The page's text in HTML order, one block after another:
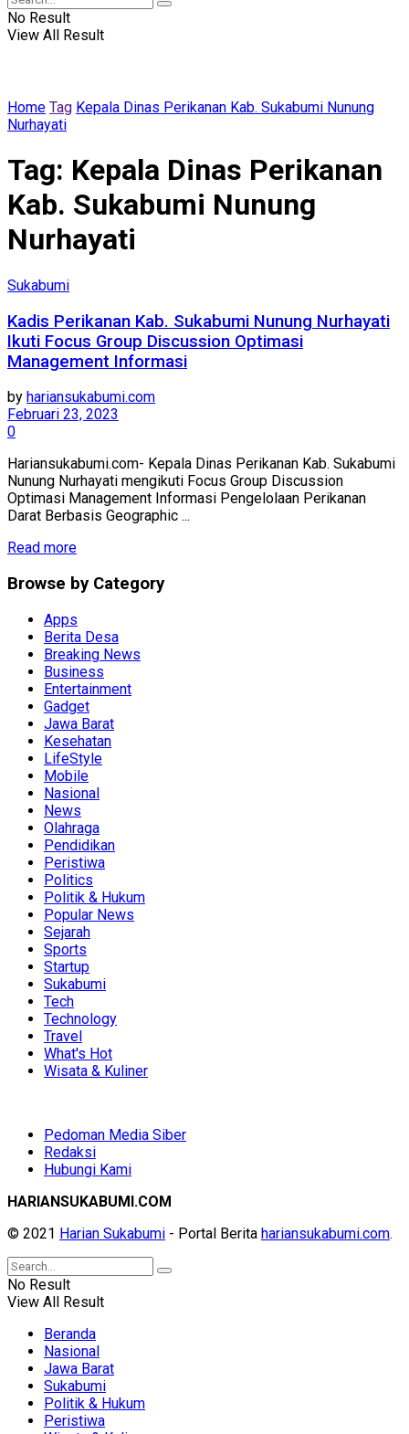
No Result
View All Result
Home Tag Kepala Dinas Perikanan Kab. Sukabumi Nunung
Nurhayati
Tag: Kepala Dinas Perikanan
Kab. Sukabumi Nunung
Nurhayati
Sukabumi
Kadis Perikanan Kab. Sukabumi Nunung Nurhayati
Ikuti Focus Group Discussion Optimasi
Management Informasi
by hariansukabumi.com
Februari 23, 2023
0
Hariansukabumi.com- Kepala Dinas Perikanan Kab. Sukabumi
Nunung Nurhayati mengikuti Focus Group Discussion
Optimasi Management Informasi Pengelolaan Perikanan
Darat Berbasis Geographic ...
Read more
Browse by Category
Apps
Berita Desa
Breaking News
Business
Entertainment
Gadget
Jawa Barat
Kesehatan
LifeStyle
Mobile
Nasional
News
Olahraga
Pendidikan
Peristiwa
Politics
Politik & Hukum
Popular News
Sejarah
Sports
Startup
Sukabumi
Tech
Technology
Travel
What's Hot
Wisata & Kuliner
Pedoman Media Siber
Redaksi
Hubungi Kami
HARIANSUKABUMI.COM
© 2021 Harian Sukabumi - Portal Berita hariansukabumi.com.
No Result
View All Result
Beranda
Nasional
Jawa Barat
Sukabumi
Politik & Hukum
Peristiwa